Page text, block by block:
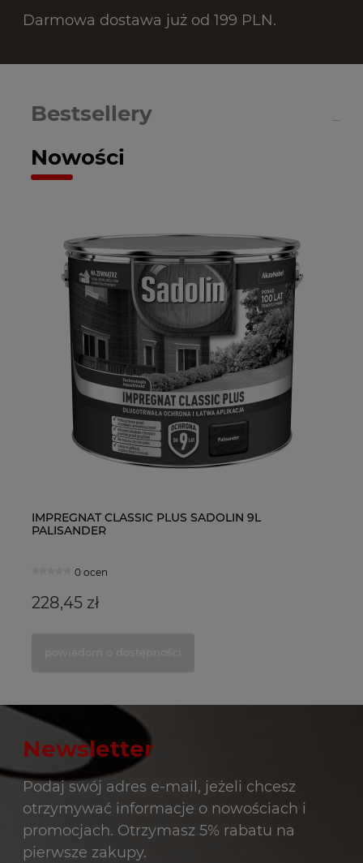
Darmowa dostawa już od 199 PLN.
Nowości
Bestsellery
IMPREGNAT CLASSIC PLUS SADOLIN 9L
PALISANDER
0 ocen
228,45 zł
Tikkurila Anti-Reflex White 2 Farba Biała 10l
1 ocena
288,99 zł
Newsletter
Podaj swój adres e-mail, jeżeli chcesz
otrzymywać informacje o nowościach i
promocjach. Otrzymasz 5% rabatu na
pierwsze zakupy.